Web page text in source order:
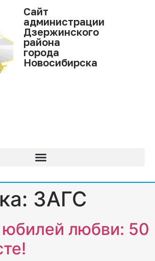
Cайт
администрации
Дзержинского
района
города
Новосибирска
ЗАГС
юбилей любви: 50